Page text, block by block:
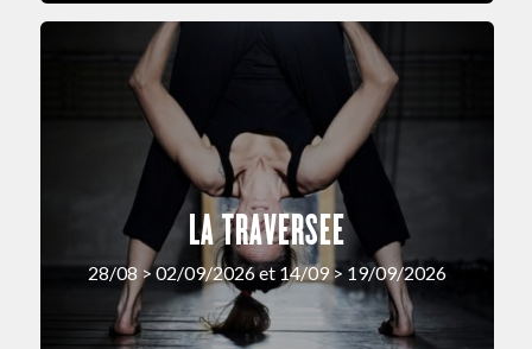
LA TRAVERSEE
28/08 > 02/09/2026 et 14/09 > 19/09/2026